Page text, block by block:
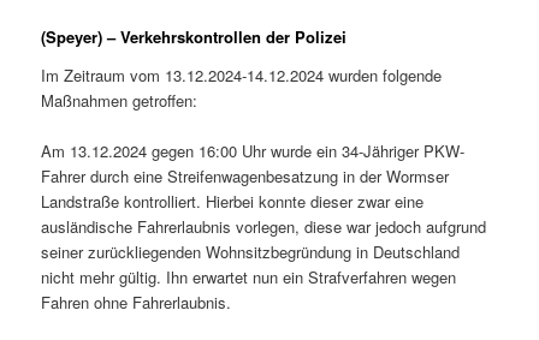
(Speyer) – Verkehrskontrollen der Polizei
Im Zeitraum vom 13.12.2024-14.12.2024 wurden folgende
Maßnahmen getroffen:
Am 13.12.2024 gegen 16:00 Uhr wurde ein 34-Jähriger PKW-
Fahrer durch eine Streifenwagenbesatzung in der Wormser
Landstraße kontrolliert. Hierbei konnte dieser zwar eine
ausländische Fahrerlaubnis vorlegen, diese war jedoch aufgrund
seiner zurückliegenden Wohnsitzbegründung in Deutschland
nicht mehr gültig. Ihn erwartet nun ein Strafverfahren wegen
Fahren ohne Fahrerlaubnis.